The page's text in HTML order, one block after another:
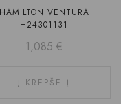
HAMILTON VENTURA
H24301131
1,085 €
Į KREPŠELĮ